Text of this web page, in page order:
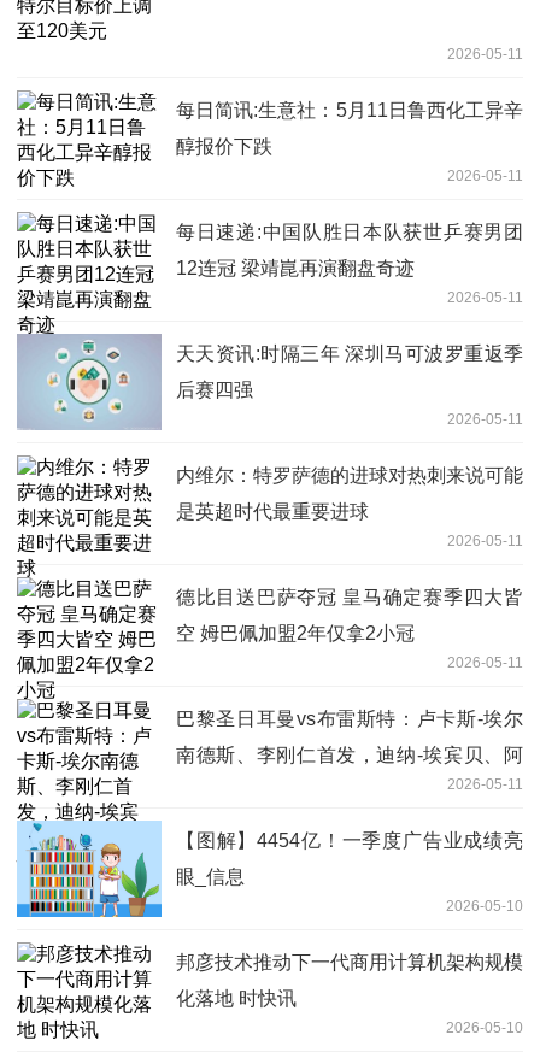
2026-05-11
每日简讯:生意社：5月11日鲁西化工异辛
醇报价下跌
2026-05-11
每日速递:中国队胜日本队获世乒赛男团
12连冠 梁靖崑再演翻盘奇迹
2026-05-11
天天资讯:时隔三年 深圳马可波罗重返季
后赛四强
2026-05-11
内维尔：特罗萨德的进球对热刺来说可能
是英超时代最重要进球
2026-05-11
德比目送巴萨夺冠 皇马确定赛季四大皆
空 姆巴佩加盟2年仅拿2小冠
2026-05-11
巴黎圣日耳曼vs布雷斯特：卢卡斯-埃尔
南德斯、李刚仁首发，迪纳-埃宾贝、阿
2026-05-11
【图解】4454亿！一季度广告业成绩亮
眼_信息
2026-05-10
邦彦技术推动下一代商用计算机架构规模
化落地 时快讯
2026-05-10